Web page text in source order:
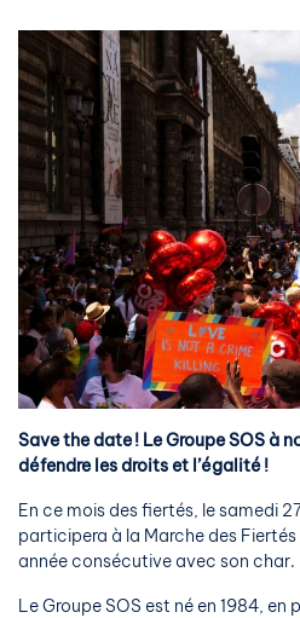
Save the date ! Le Groupe SOS à
défendre les droits et l’égalité !
En ce mois des fiertés, le samedi
participera à la Marche des
année consécutive avec son char.
Le Groupe SOS est né en 1984, en